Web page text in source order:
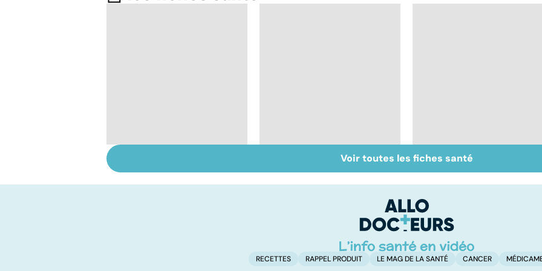
infections
Inflammation des
amygdales : que faire
Suicide : prévenir le
passage à l'acte
Voir toutes les fiches santé
RECETTES RAPPEL PRODUIT LE MAG DE LA SANTÉ CANCER